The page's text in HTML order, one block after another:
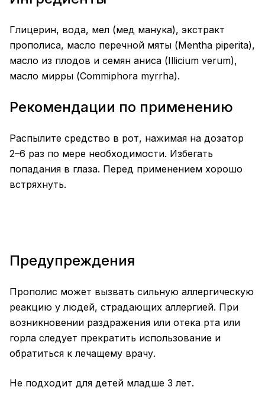
Глицерин, вода, мел (мед манука), экстракт
прополиса, масло перечной мяты (Mentha piperita),
масло из плодов и семян аниса (Illicium verum),
масло мирры (Commiphora myrrha).
Рекомендации по применению
Распылите средство в рот, нажимая на дозатор
2–6 раз по мере необходимости. Избегать
попадания в глаза. Перед применением хорошо
встряхнуть.
Предупреждения
Прополис может вызвать сильную аллергическую
реакцию у людей, страдающих аллергией. При
возникновении раздражения или отека рта или
горла следует прекратить использование и
обратиться к лечащему врачу.
Не подходит для детей младше 3 лет.